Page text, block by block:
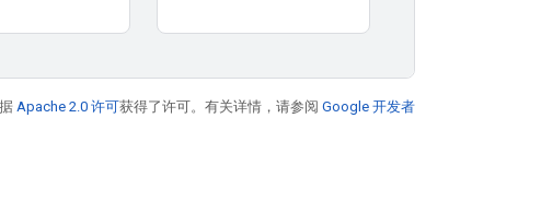
Apache 2.0 许可获得了许可。有关详情，请参阅 Google 开发者